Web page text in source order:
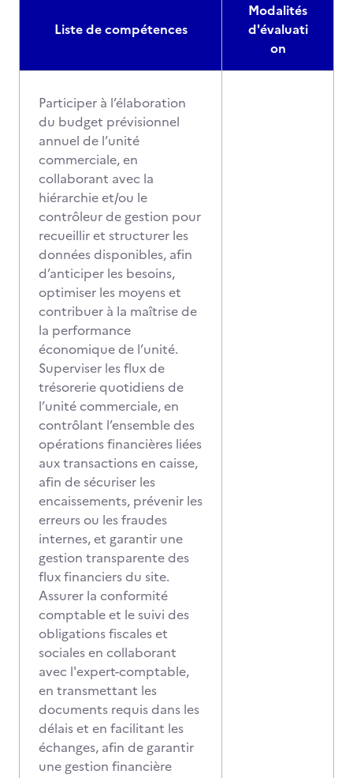
Liste de compétences
Modalités
d'évaluati
on
Participer à l’élaboration
du budget prévisionnel
annuel de l’unité
commerciale, en
collaborant avec la
hiérarchie et/ou le
contrôleur de gestion pour
recueillir et structurer les
données disponibles, afin
d’anticiper les besoins,
optimiser les moyens et
contribuer à la maîtrise de
la performance
économique de l’unité.
Superviser les flux de
trésorerie quotidiens de
l’unité commerciale, en
contrôlant l’ensemble des
opérations financières liées
aux transactions en caisse,
afin de sécuriser les
encaissements, prévenir les
erreurs ou les fraudes
internes, et garantir une
gestion transparente des
flux financiers du site.
Assurer la conformité
comptable et le suivi des
obligations fiscales et
sociales en collaborant
avec l'expert-comptable,
en transmettant les
documents requis dans les
délais et en facilitant les
échanges, afin de garantir
une gestion financière